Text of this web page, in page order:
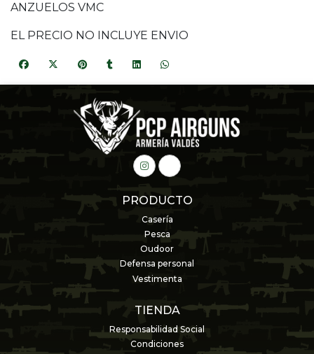
ANZUELOS VMC
EL PRECIO NO INCLUYE ENVIO
PRODUCTO
Casería
Pesca
Oudoor
Defensa personal
Vestimenta
TIENDA
Responsabilidad Social
Condiciones